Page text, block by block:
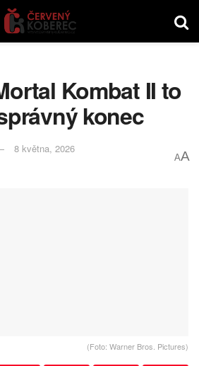
Kombat II to
konec
8 května, 2026
AA
(Foto: Warner Bros. Pictures)